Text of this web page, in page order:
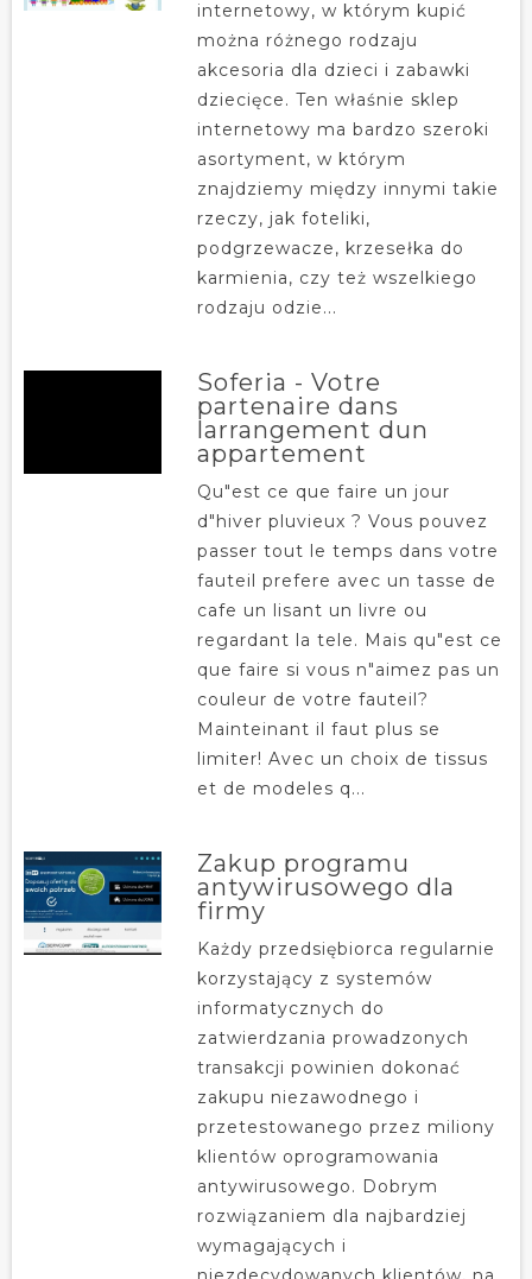
internetowy, w którym kupić
można różnego rodzaju
akcesoria dla dzieci i zabawki
dziecięce. Ten właśnie sklep
internetowy ma bardzo szeroki
asortyment, w którym
znajdziemy między innymi takie
rzeczy, jak foteliki,
podgrzewacze, krzesełka do
karmienia, czy też wszelkiego
rodzaju odzie...
Soferia - Votre
partenaire dans
larrangement dun
appartement
Qu"est ce que faire un jour
d"hiver pluvieux ? Vous pouvez
passer tout le temps dans votre
fauteil prefere avec un tasse de
cafe un lisant un livre ou
regardant la tele. Mais qu"est ce
que faire si vous n"aimez pas un
couleur de votre fauteil?
Mainteinant il faut plus se
limiter! Avec un choix de tissus
et de modeles q...
Zakup programu
antywirusowego dla
firmy
Każdy przedsiębiorca regularnie
korzystający z systemów
informatycznych do
zatwierdzania prowadzonych
transakcji powinien dokonać
zakupu niezawodnego i
przetestowanego przez miliony
klientów oprogramowania
antywirusowego. Dobrym
rozwiązaniem dla najbardziej
wymagających i